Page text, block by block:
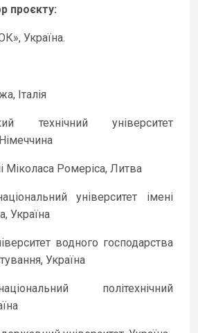
проєкту:
Україна.
Італія
технічний університет
Міколаса Ромеріса, Литва
університет імені
Україна
водного господарства
Україна
політехнічний